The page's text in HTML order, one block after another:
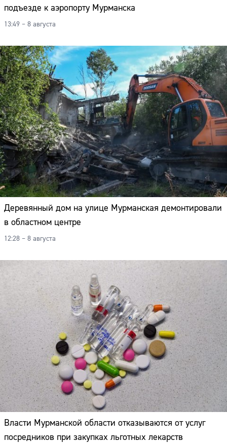
подъезде к аэропорту Мурманска
13:49 – 8 августа
Деревянный дом на улице Мурманская демонтировали
в областном центре
12:28 – 8 августа
Власти Мурманской области отказываются от услуг
посредников при закупках льготных лекарств